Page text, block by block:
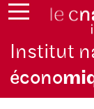
Institut
écono